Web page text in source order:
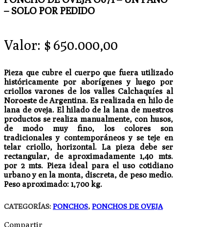
– SOLO POR PEDIDO
Valor: $ 650.000,00
Pieza que cubre el cuerpo que fuera utilizado
históricamente por aborígenes y luego por
criollos varones de los valles Calchaquíes al
Noroeste de Argentina. Es realizada en hilo de
lana de oveja. El hilado de la lana de nuestros
productos se realiza manualmente, con husos,
de modo muy fino, los colores son
tradicionales y contemporáneos y se teje en
telar criollo, horizontal. La pieza debe ser
rectangular, de aproximadamente 1,40 mts.
por 2 mts. Pieza ideal para el uso cotidiano
urbano y en la monta, discreta, de peso medio.
Peso aproximado: 1,700 kg.
CATEGORÍAS: PONCHOS, PONCHOS DE OVEJA
Compartir